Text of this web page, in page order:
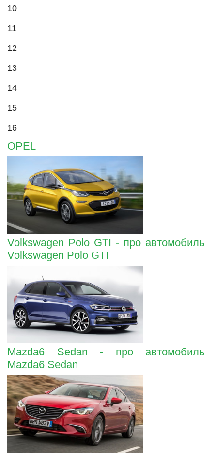
10
11
12
13
14
15
16
OPEL
Volkswagen Polo GTI - про автомобиль
Volkswagen Polo GTI
Mazda6 Sedan - про автомобиль
Mazda6 Sedan